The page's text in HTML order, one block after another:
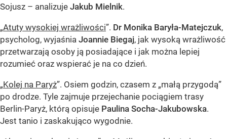
Sojusz – analizuje Jakub Mielnik.
„Atuty wysokiej wrażliwości”. Dr Monika Baryła-Matejczuk,
psycholog, wyjaśnia Joannie Biegaj, jak wysoką wrażliwość
przetwarzają osoby ją posiadające i jak można lepiej
rozumieć oraz wspierać je na co dzień.
„Kolej na Paryż”. Osiem godzin, czasem z „małą przygodą”
po drodze. Tyle zajmuje przejechanie pociągiem trasy
Berlin-Paryż, którą opisuje Paulina Socha-Jakubowska.
Jest tanio i zaskakująco wygodnie.